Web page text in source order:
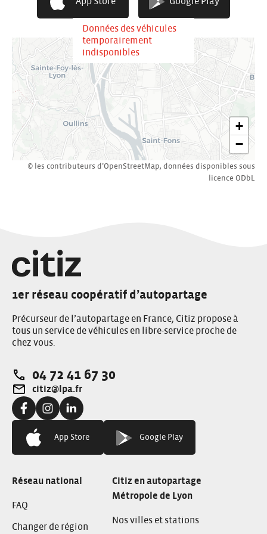
+
−
Données des véhicules
temporairement
indisponibles
© les contributeurs d’OpenStreetMap, données disponibles sous
licence ODbL
1er réseau coopératif d’autopartage
Précurseur de l’autopartage en France, Citiz propose à
tous un service de véhicules en libre-service proche de
chez vous.
Téléphone:
04 72 41 67 30
Adresse e-mail:
citiz@lpa.fr
Facebook:Instagram:Linkedin:
App Store Google Play
Réseau national
FAQ
Changer de région
Citiz en autopartage
Métropole de Lyon
Nos villes et stations